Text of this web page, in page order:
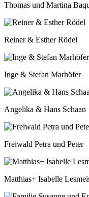
Thomas und Martina
Reiner & Esther Rödel
Inge & Stefan Marhöfer
Angelika & Hans Schaan
Freiwald Petra und Peter
Matthias+ Isabelle